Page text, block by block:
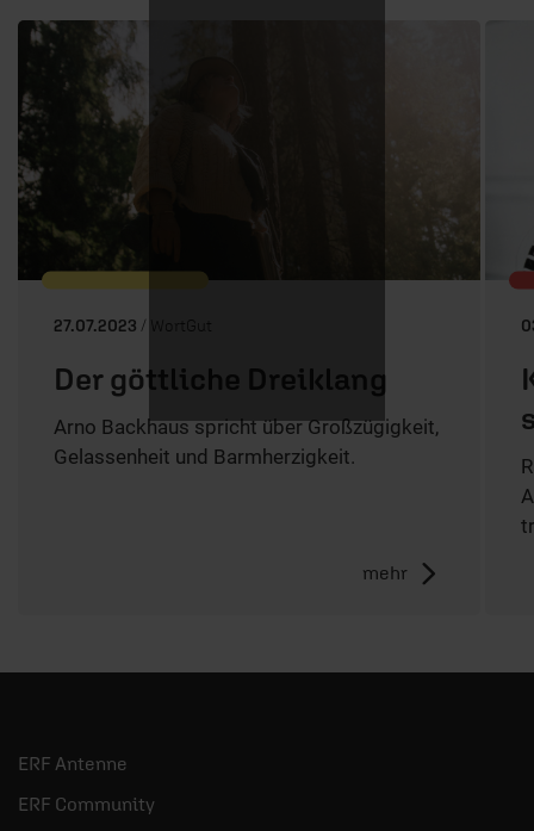
27.07.2023 / WortGut
Der göttliche Dreiklang
Arno Backhaus spricht über Großzügigkeit,
Gelassenheit und Barmherzigkeit.
mehr
ERF Antenne
ERF Community